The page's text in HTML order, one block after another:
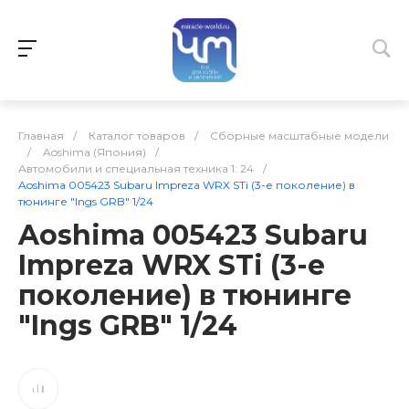
Главная / Каталог товаров /
Сборные масштабные модели
/
Aoshima (Япония)
/
Автомобили и специальная техника 1: 24
/
Aoshima 005423 Subaru Impreza WRX STi (3-е поколение) в
тюнинге "Ings GRB" 1/24
Aoshima 005423 Subaru
Impreza WRX STi (3-е
поколение) в тюнинге
"Ings GRB" 1/24